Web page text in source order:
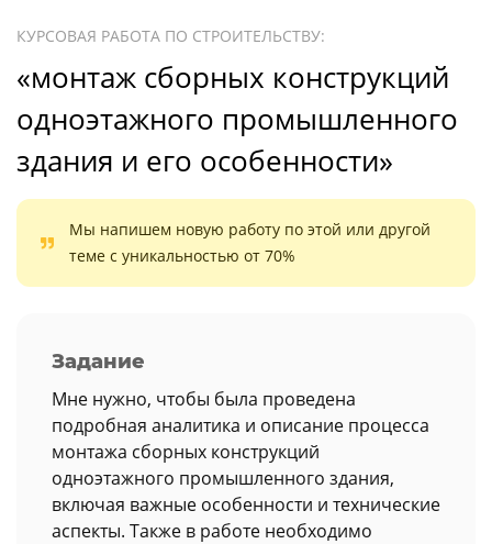
КУРСОВАЯ РАБОТА ПО СТРОИТЕЛЬСТВУ:
«монтаж сборных конструкций
одноэтажного промышленного
здания и его особенности»
Мы напишем новую работу по этой или другой
теме с уникальностью от 70%
Задание
Мне нужно, чтобы была проведена
подробная аналитика и описание процесса
монтажа сборных конструкций
одноэтажного промышленного здания,
включая важные особенности и технические
аспекты. Также в работе необходимо